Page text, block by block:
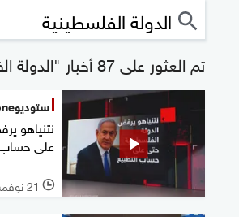
تم العثور على 87 أخبار "الدولة الفلسطينية"
ستوديوone مع فضيلة
نتنياهو
على حساب
l 21 نوفمبر 2025